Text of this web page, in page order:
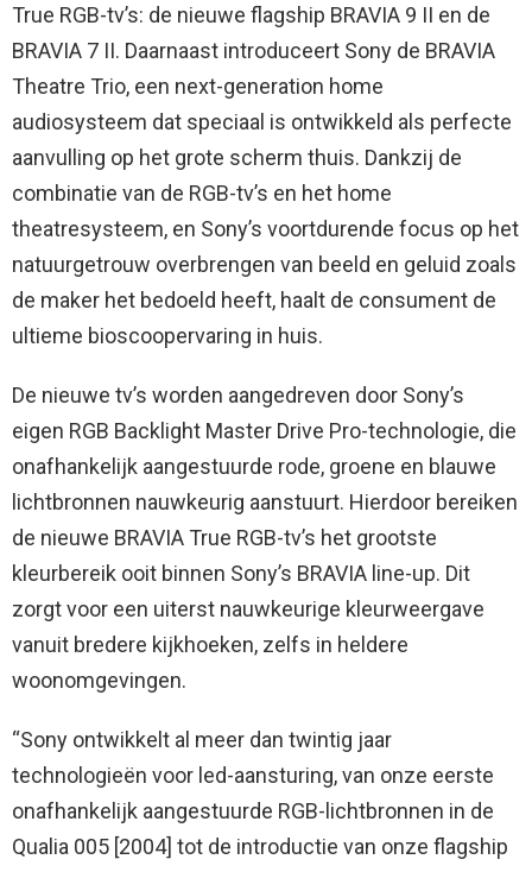
True RGB-tv’s: de nieuwe flagship BRAVIA 9 II en de
BRAVIA 7 II. Daarnaast introduceert Sony de BRAVIA
Theatre Trio, een next-generation home
audiosysteem dat speciaal is ontwikkeld als perfecte
aanvulling op het grote scherm thuis. Dankzij de
combinatie van de RGB-tv’s en het home
theatresysteem, en Sony’s voortdurende focus op het
natuurgetrouw overbrengen van beeld en geluid zoals
de maker het bedoeld heeft, haalt de consument de
ultieme bioscoopervaring in huis.
De nieuwe tv’s worden aangedreven door Sony’s
eigen RGB Backlight Master Drive Pro-technologie, die
onafhankelijk aangestuurde rode, groene en blauwe
lichtbronnen nauwkeurig aanstuurt. Hierdoor bereiken
de nieuwe BRAVIA True RGB-tv’s het grootste
kleurbereik ooit binnen Sony’s BRAVIA line-up. Dit
zorgt voor een uiterst nauwkeurige kleurweergave
vanuit bredere kijkhoeken, zelfs in heldere
woonomgevingen.
“Sony ontwikkelt al meer dan twintig jaar
technologieën voor led-aansturing, van onze eerste
onafhankelijk aangestuurde RGB-lichtbronnen in de
Qualia 005 [2004] tot de introductie van onze flagship